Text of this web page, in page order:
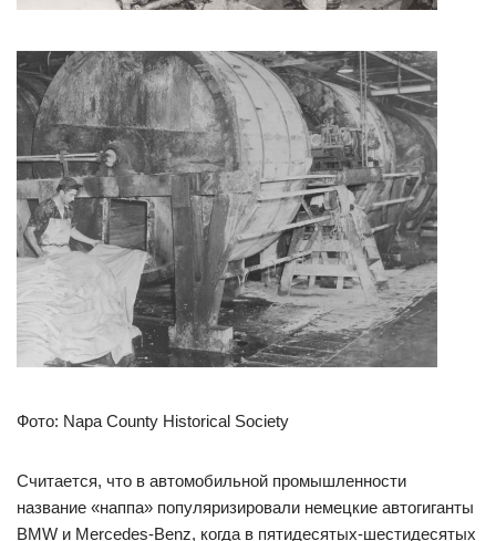
Фото: Napa County Historical Society
Считается, что в автомобильной промышленности
название «наппа» популяризировали немецкие автогиганты
BMW и Mercedes-Benz, когда в пятидесятых-шестидесятых